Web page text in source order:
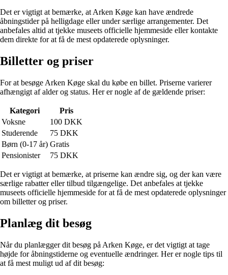
Det er vigtigt at bemærke, at Arken Køge kan have ændrede
åbningstider på helligdage eller under særlige arrangementer. Det
anbefales altid at tjekke museets officielle hjemmeside eller kontakte
dem direkte for at få de mest opdaterede oplysninger.
Billetter og priser
For at besøge Arken Køge skal du købe en billet. Priserne varierer
afhængigt af alder og status. Her er nogle af de gældende priser:
Kategori
Pris
Voksne
100 DKK
Studerende
75 DKK
Børn (0-17 år) Gratis
Pensionister
75 DKK
Det er vigtigt at bemærke, at priserne kan ændre sig, og der kan være
særlige rabatter eller tilbud tilgængelige. Det anbefales at tjekke
museets officielle hjemmeside for at få de mest opdaterede oplysninger
om billetter og priser.
Planlæg dit besøg
Når du planlægger dit besøg på Arken Køge, er det vigtigt at tage
højde for åbningstiderne og eventuelle ændringer. Her er nogle tips til
at få mest muligt ud af dit besøg: